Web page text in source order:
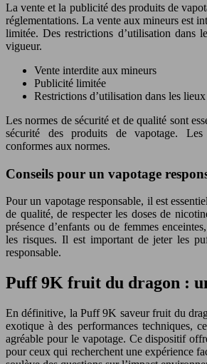
La vente et la publicité des produits de
réglementations. La vente aux mineurs est
limitée. Des restrictions d’utilisation dans
vigueur.
Vente interdite aux mineurs
Publicité limitée
Restrictions d’utilisation dans les
Les normes de sécurité et de qualité sont
sécurité des produits de vapotage.
conformes aux normes.
Conseils pour un vapotage
Pour un vapotage responsable, il est
de qualité, de respecter les doses de
présence d’enfants ou de femmes
les risques. Il est important de jeter les
responsable.
Puff 9K fruit du dragon :
En définitive, la Puff 9K saveur fruit du
exotique à des performances techniques,
agréable pour le vapotage. Ce dispositif
pour ceux qui recherchent une expérience